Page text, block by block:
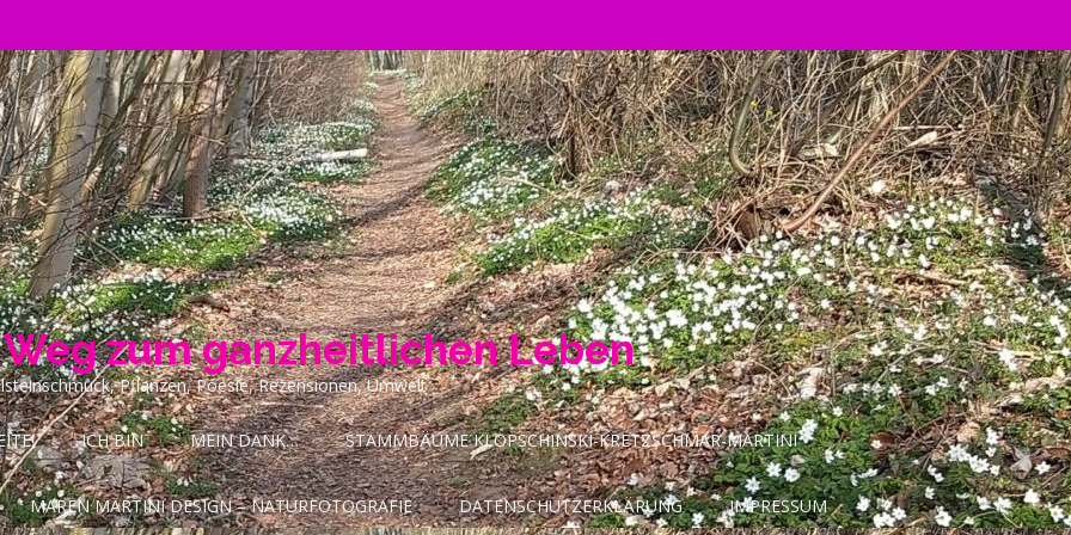
zum ganzheitlichen Leben
Pflanzen, Poesie, Rezensionen, Umwelt
ICH BIN MEIN DANK… STAMMBÄUME KLOPSCHINSKI-KRETZSCHMAR-MARTINI
MAREN MARTINI DESIGN – NATURFOTOGRAFIE DATENSCHUTZERKLÄRUNG IMPRESSUM